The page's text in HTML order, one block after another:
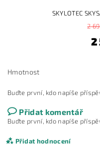
SKYLOTEC
2
2
Hmotnost
Buďte první, kdo napíše
Přidat komentář
Buďte první, kdo napíše
Přidat hodnocení